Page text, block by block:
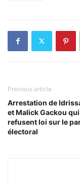
Previous article
Arrestation de
et Malick Gackou qui
refusent loi sur le
électoral